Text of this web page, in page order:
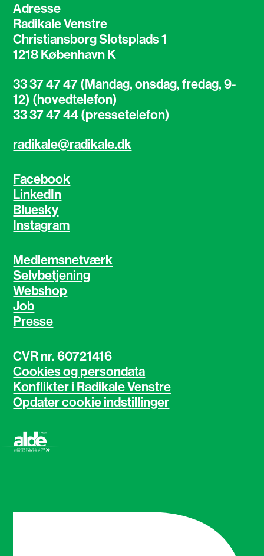
Adresse
Radikale Venstre
Christiansborg Slotsplads 1
1218 København K
33 37 47 47 (Mandag, onsdag, fredag, 9-
12) (hovedtelefon)
33 37 47 44 (pressetelefon)
radikale@radikale.dk
Facebook
LinkedIn
Bluesky
Instagram
Medlemsnetværk
Selvbetjening
Webshop
Job
Presse
CVR nr. 60721416
Cookies og persondata
Konflikter i Radikale Venstre
Opdater cookie indstillinger